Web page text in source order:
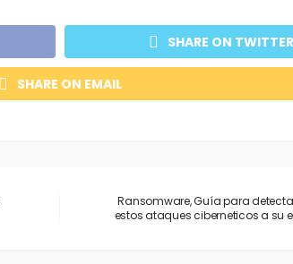
SHARE ON TWITTER
SHARE ON EMAIL
Ransomware, Guía para
estos ataques ciberneticos a su